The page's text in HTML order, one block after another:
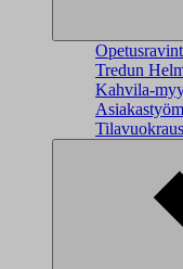
Tredun
Kahvila-
Tilavuokraus